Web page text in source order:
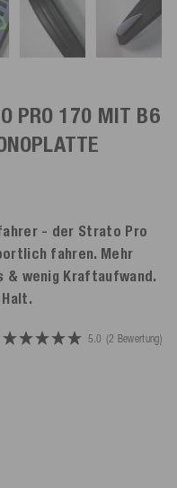
PRO 170 MIT B6
- der Strato Pro
fahren. Mehr
wenig Kraftaufwand.
5.0 (2 Bewertung)